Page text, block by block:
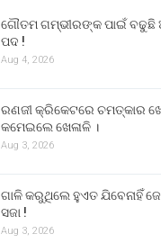
ଗୌତମ ଗମ୍ଭୀରଙ୍କ ପାଇଁ ବଢୁଛି
ପଦ !
Aug 4, 2026
ରଣଜୀ କ୍ରିକେଟରେ ଚମତ୍କାର
କମେଇଲେ ଖେଳାଳି ।
Aug 3, 2026
ଗାଳି କରୁଥିଲେ ହୁଏତ ଯିବେନାହିଁ
ସଜା !
Aug 3, 2026